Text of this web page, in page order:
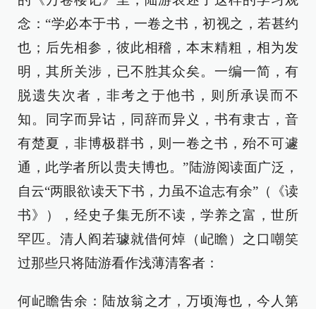
念：“学必本于书，一卷之书，初视之，若甚约
也；后先相参，彼此相稽，本末精粗，相为发
明，其所关涉，已不胜其众矣。一编一简，有
脱遗失次者，非考之于他书，则所承误而不
知。同字而异诂，同辞而异义，书有隶古，音
有楚夏，非博极群书，则一卷之书，殆不可遽
通，此学者所以贵夫博也。”陆游阅读面广泛，
自云“两眼欲读天下书，力虽不迨志有余”（《读
书》），经史子集无所不读，学养之富，世所
罕匹。清人阎若璩就借何焯（屺瞻）之口嘲笑
过那些只将陆游看作浅薄清客者：
何屺瞻吿余：陆放翁之才，万顷海也，今人第